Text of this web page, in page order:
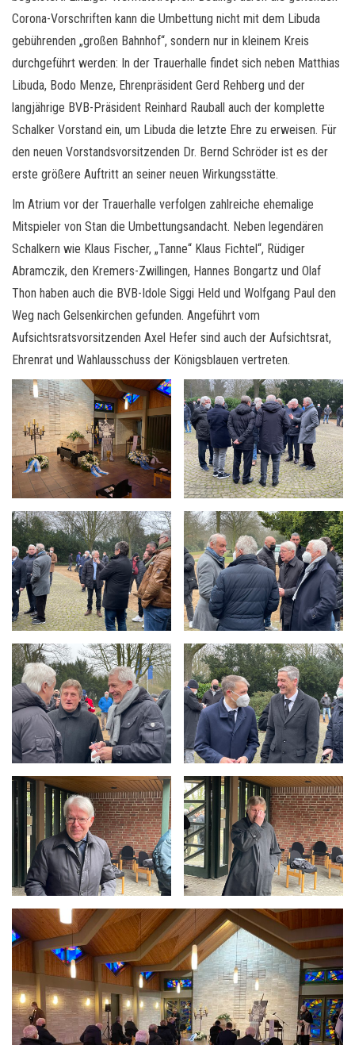
Corona-Vorschriften kann die Umbettung nicht mit dem Libuda
gebührenden „großen Bahnhof“, sondern nur in kleinem Kreis
durchgeführt werden: In der Trauerhalle findet sich neben Matthias
Libuda, Bodo Menze, Ehrenpräsident Gerd Rehberg und der
langjährige BVB-Präsident Reinhard Rauball auch der komplette
Schalker Vorstand ein, um Libuda die letzte Ehre zu erweisen. Für
den neuen Vorstandsvorsitzenden Dr. Bernd Schröder ist es der
erste größere Auftritt an seiner neuen Wirkungsstätte.
Im Atrium vor der Trauerhalle verfolgen zahlreiche ehemalige
Mitspieler von Stan die Umbettungsandacht. Neben legendären
Schalkern wie Klaus Fischer, „Tanne“ Klaus Fichtel“, Rüdiger
Abramczik, den Kremers-Zwillingen, Hannes Bongartz und Olaf
Thon haben auch die BVB-Idole Siggi Held und Wolfgang Paul den
Weg nach Gelsenkirchen gefunden. Angeführt vom
Aufsichtsratsvorsitzenden Axel Hefer sind auch der Aufsichtsrat,
Ehrenrat und Wahlausschuss der Königsblauen vertreten.